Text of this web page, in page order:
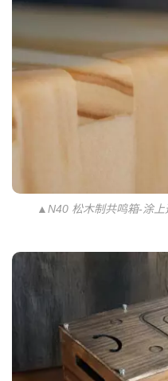
▲N40 松木制共鸣箱-涂上